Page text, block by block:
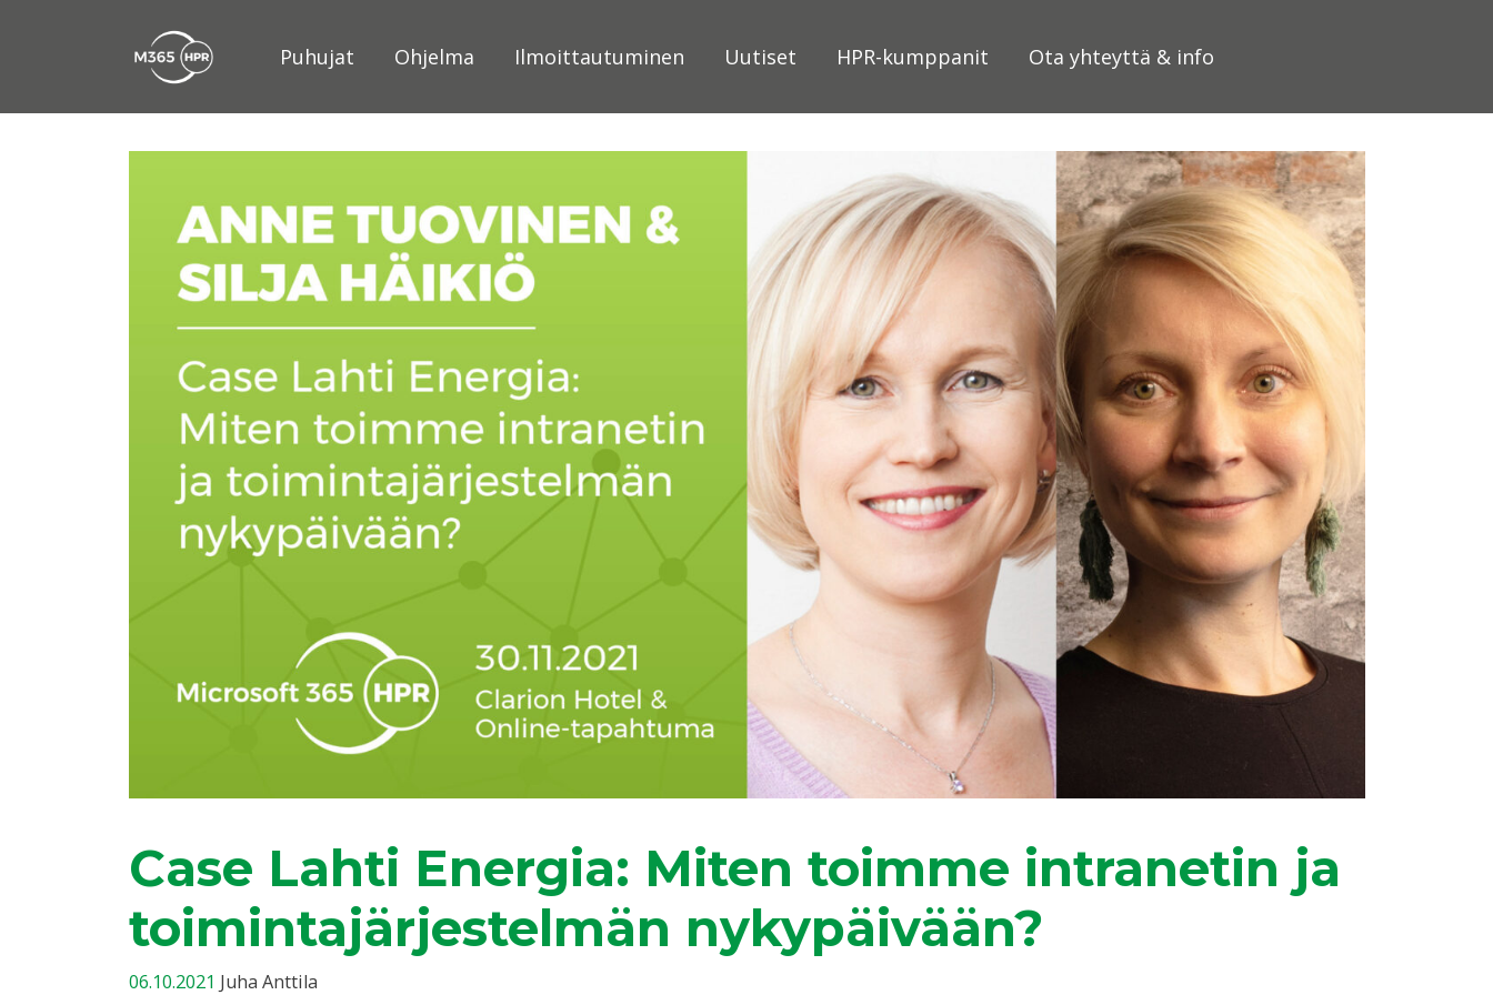
Puhujat Ohjelma Ilmoittautuminen Uutiset HPR-kumppanit Ota yhteyttä & info
Case Lahti Energia: Miten toimme intranetin ja
toimintajärjestelmän nykypäivään?
06.10.2021 Juha Anttila